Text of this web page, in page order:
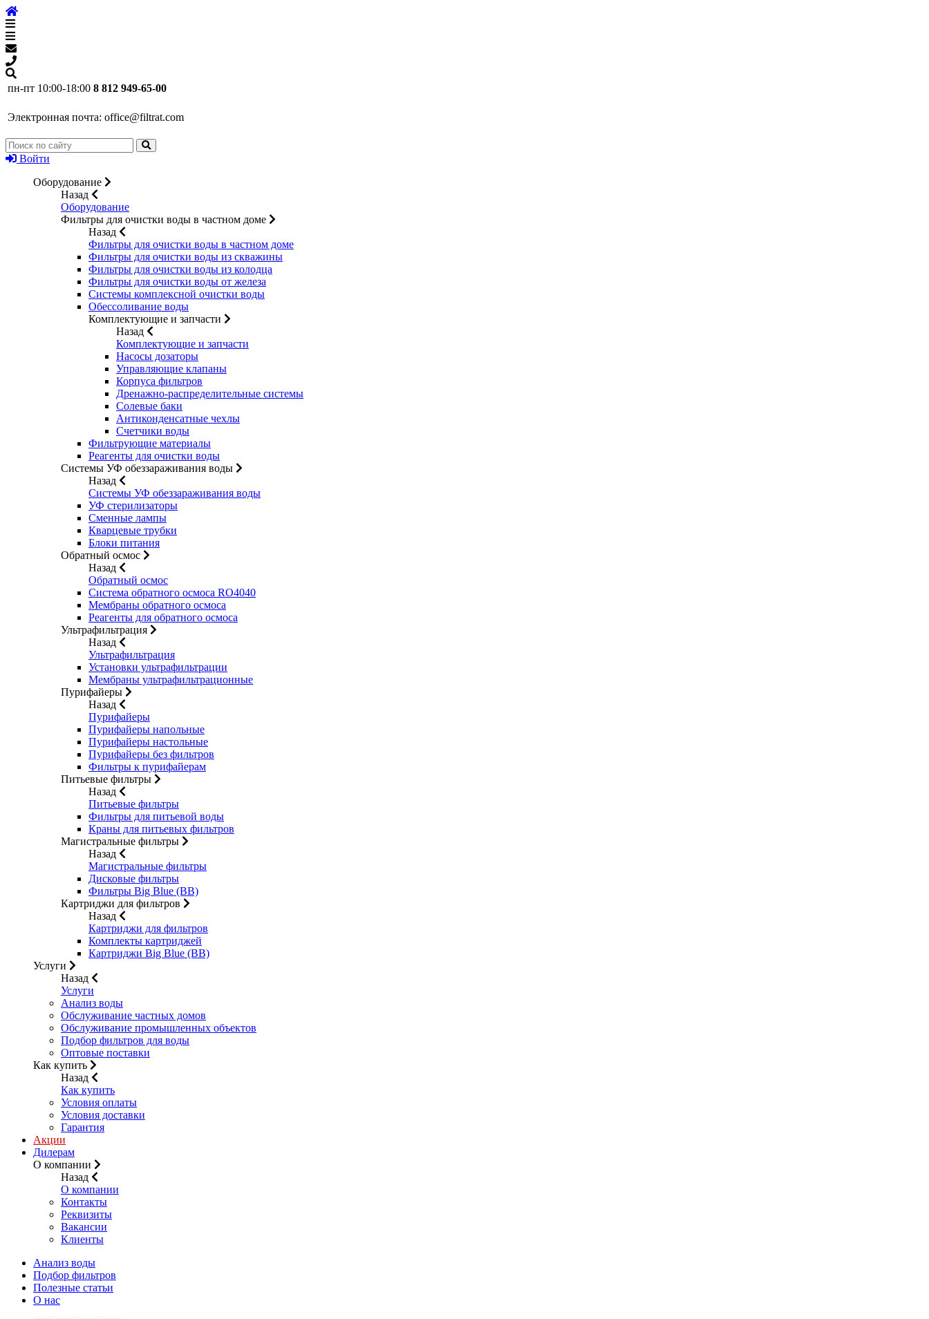
пн-пт 10:00-18:00 8 812 949-65-00
Электронная почта: office@filtrat.com
Войти
Оборудование
Назад
Оборудование
Фильтры для очистки воды в частном доме
Назад
Фильтры для очистки воды в частном доме
Фильтры для очистки воды из скважины
Фильтры для очистки воды из колодца
Фильтры для очистки воды от железа
Системы комплексной очистки воды
Обессоливание воды
Комплектующие и запчасти
Назад
Комплектующие и запчасти
Насосы дозаторы
Управляющие клапаны
Корпуса фильтров
Дренажно-распределительные системы
Солевые баки
Антиконденсатные чехлы
Счетчики воды
Фильтрующие материалы
Реагенты для очистки воды
Системы УФ обеззараживания воды
Назад
Системы УФ обеззараживания воды
УФ стерилизаторы
Сменные лампы
Кварцевые трубки
Блоки питания
Обратный осмос
Назад
Обратный осмос
Система обратного осмоса RO4040
Мембраны обратного осмоса
Реагенты для обратного осмоса
Ультрафильтрация
Назад
Ультрафильтрация
Установки ультрафильтрации
Мембраны ультрафильтрационные
Пурифайеры
Назад
Пурифайеры
Пурифайеры напольные
Пурифайеры настольные
Пурифайеры без фильтров
Фильтры к пурифайерам
Питьевые фильтры
Назад
Питьевые фильтры
Фильтры для питьевой воды
Краны для питьевых фильтров
Магистральные фильтры
Назад
Магистральные фильтры
Дисковые фильтры
Фильтры Big Blue (BB)
Картриджи для фильтров
Назад
Картриджи для фильтров
Комплекты картриджей
Картриджи Big Blue (BB)
Услуги
Назад
Услуги
Анализ воды
Обслуживание частных домов
Обслуживание промышленных объектов
Подбор фильтров для воды
Оптовые поставки
Как купить
Назад
Как купить
Условия оплаты
Условия доставки
Гарантия
Акции
Дилерам
О компании
Назад
О компании
Контакты
Реквизиты
Вакансии
Клиенты
Анализ воды
Подбор фильтров
Полезные статьи
О нас